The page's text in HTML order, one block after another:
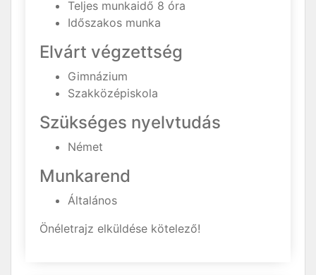
Teljes munkaidő 8 óra
Időszakos munka
Elvárt végzettség
Gimnázium
Szakközépiskola
Szükséges nyelvtudás
Német
Munkarend
Általános
Önéletrajz elküldése kötelező!